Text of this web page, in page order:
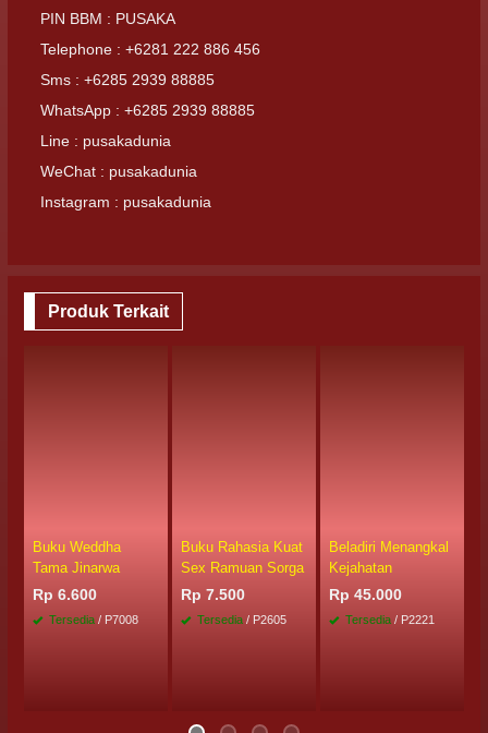
PIN BBM : PUSAKA
Telephone : +6281 222 886 456
Sms : +6285 2939 88885
WhatsApp : +6285 2939 88885
Line : pusakadunia
WeChat : pusakadunia
Instagram : pusakadunia
Produk Terkait
Buku Weddha
Tama Jinarwa
Rp 6.600
Tersedia / P7008
Buku Rahasia Kuat
Sex Ramuan Sorga
Rp 7.500
Tersedia / P2605
Beladiri Menangkal
Kejahatan
Rp 45.000
Tersedia / P2221